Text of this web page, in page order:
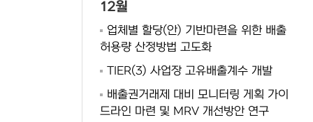
12월
업체별 할당(안) 기반마련을 위한 배출
허용량 산정방법 고도화
TIER(3) 사업장 고유배출계수 개발
배출권거래제 대비 모니터링 게획 가이
드라인 마련 및 MRV 개선방안 연구